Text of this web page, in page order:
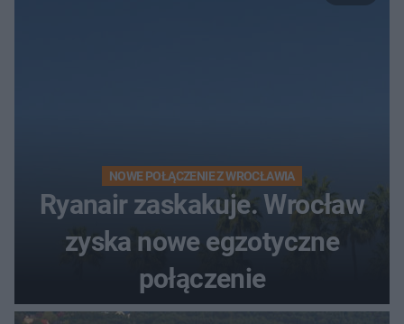
NOWE POŁĄCZENIE Z WROCŁAWIA
Ryanair zaskakuje. Wrocław
zyska nowe egzotyczne
połączenie